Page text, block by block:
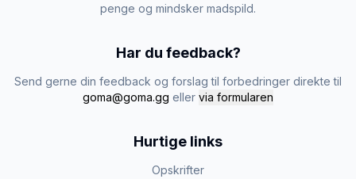
penge og mindsker madspild.
Har du feedback?
Send gerne din feedback og forslag til forbedringer direkte til
goma@goma.gg eller via formularen
Hurtige links
Opskrifter